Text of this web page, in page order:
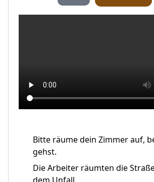
Bitte räume dein Zimmer auf,
gehst.
Die Arbeiter räumten die